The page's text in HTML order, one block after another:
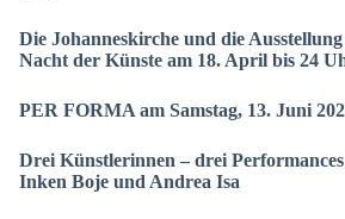
Die Johanneskirche und die
Nacht der Künste am 18. April bis 24
PER FORMA am Samstag, 13. Juni
Drei Künstlerinnen – drei
Inken Boje und Andrea Isa